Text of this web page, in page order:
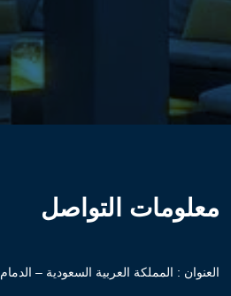
معلومات التواصل
العنوان : المملكة العربية السعودية – الدمام